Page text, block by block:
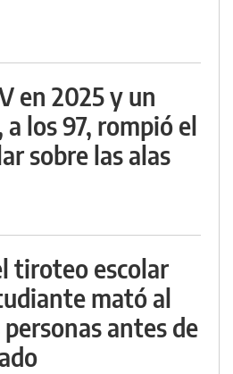
en 2025 y un
a los 97, rompió el
sobre las alas
tiroteo escolar
mató al
antes de